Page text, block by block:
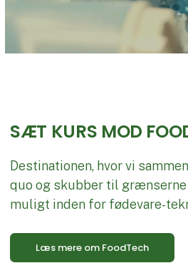
SÆT KURS MOD
Destinationen, hvor vi
quo og skubber til grænserne
muligt inden for fødevare-
Læs mere om FoodTech